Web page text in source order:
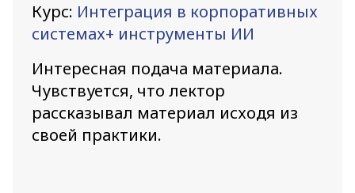
Курс: Интеграция в корпоративных
системах+ инструменты ИИ
Интересная подача материала.
Чувствуется, что лектор
рассказывал материал исходя из
своей практики.